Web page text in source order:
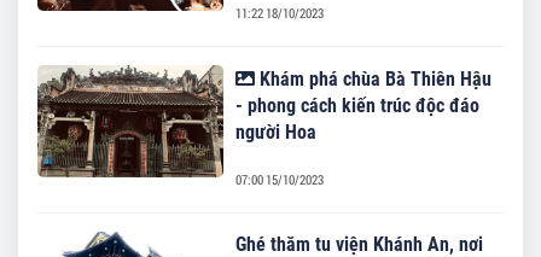
11:22 18/10/2023
Khám phá chùa Bà Thiên Hậu
- phong cách kiến trúc độc đáo
người Hoa
07:00 15/10/2023
Ghé thăm tu viện Khánh An, nơi